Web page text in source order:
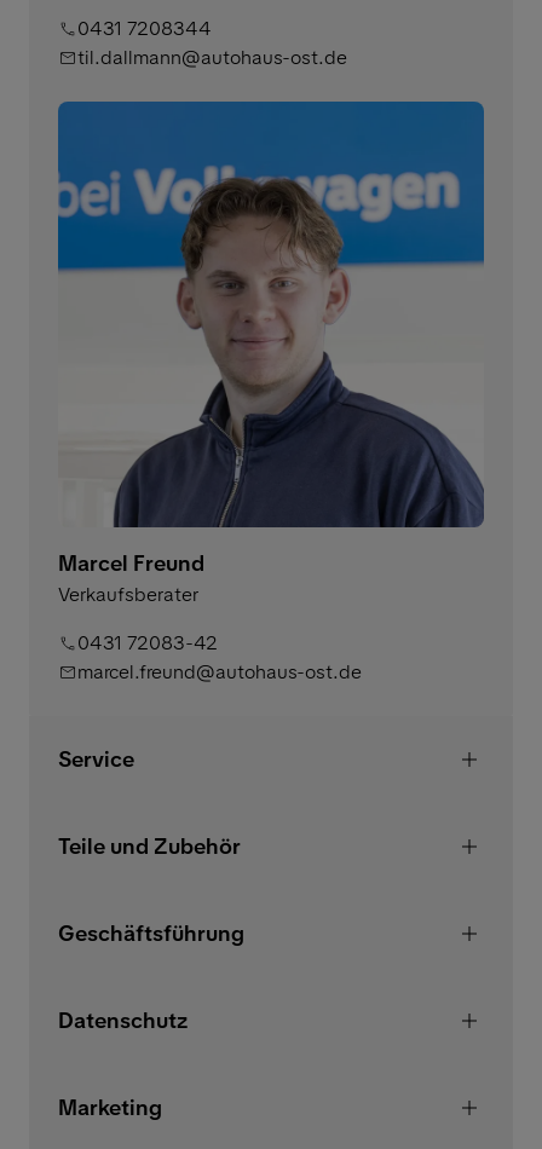
0431 7208344
til.dallmann@autohaus-ost.de
Marcel Freund
Verkaufsberater
0431 72083-42
marcel.freund@autohaus-ost.de
Service
Teile und Zubehör
Geschäftsführung
Datenschutz
Marketing